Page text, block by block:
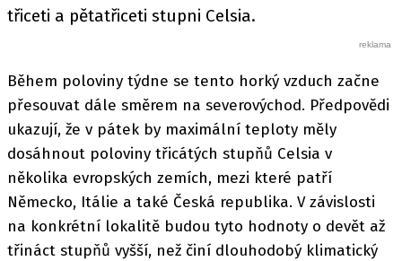
třiceti a pětatřiceti stupni Celsia.
Během poloviny týdne se tento horký vzduch začne
přesouvat dále směrem na severovýchod. Předpovědi
ukazují, že v pátek by maximální teploty měly
dosáhnout poloviny třicátých stupňů Celsia v
několika evropských zemích, mezi které patří
Německo, Itálie a také Česká republika. V závislosti
na konkrétní lokalitě budou tyto hodnoty o devět až
třináct stupňů vyšší, než činí dlouhodobý klimatický